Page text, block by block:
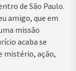
de São Paulo.
amigo, que em
missão
acaba se
mistério, ação,